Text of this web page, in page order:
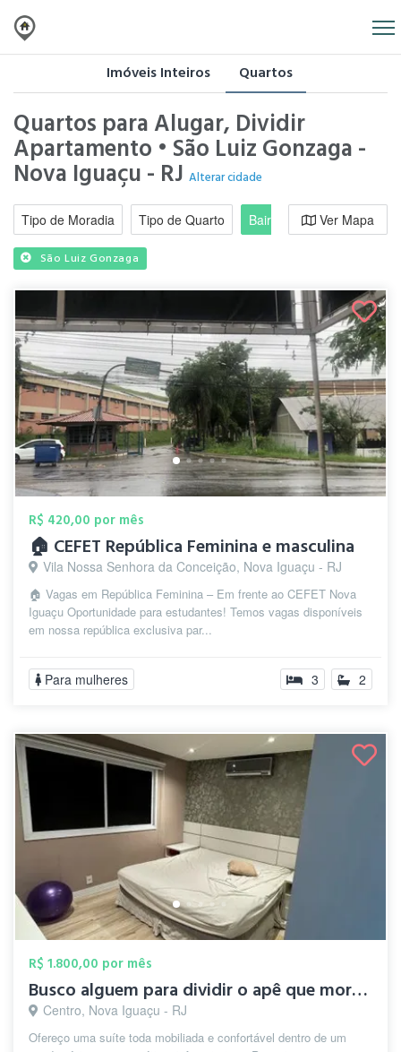
Imóveis Inteiros Quartos
Quartos para Alugar, Dividir
Apartamento • São Luiz Gonzaga -
Nova Iguaçu - RJ Alterar cidade
Tipo de Moradia Tipo de Quarto Bairro / RegiãoVer Mapa
São Luiz Gonzaga
R$ 420,00 por mês
🏠 CEFET República Feminina e masculina
Vila Nossa Senhora da Conceição, Nova Iguaçu - RJ
🏠 Vagas em República Feminina – Em frente ao CEFET Nova
Iguaçu Oportunidade para estudantes! Temos vagas disponíveis
em nossa república exclusiva par...
Para mulheres 3 2
R$ 1.800,00 por mês
Busco alguem para dividir o apê que moro...
Centro, Nova Iguaçu - RJ
Ofereço uma suíte toda mobiliada e confortável dentro de um